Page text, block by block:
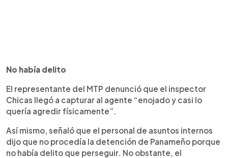
No había delito
El representante del MTP denunció que el inspector
Chicas llegó a capturar al agente “enojado y casi lo
quería agredir físicamente”.
Así mismo, señaló que el personal de asuntos internos
dijo que no procedía la detención de Panameño porque
no había delito que perseguir. No obstante, el